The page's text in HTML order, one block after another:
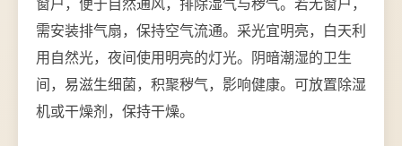
窗户，便于自然通风，排除湿气与秽气。若无窗户，
需安装排气扇，保持空气流通。采光宜明亮，白天利
用自然光，夜间使用明亮的灯光。阴暗潮湿的卫生
间，易滋生细菌，积聚秽气，影响健康。可放置除湿
机或干燥剂，保持干燥。